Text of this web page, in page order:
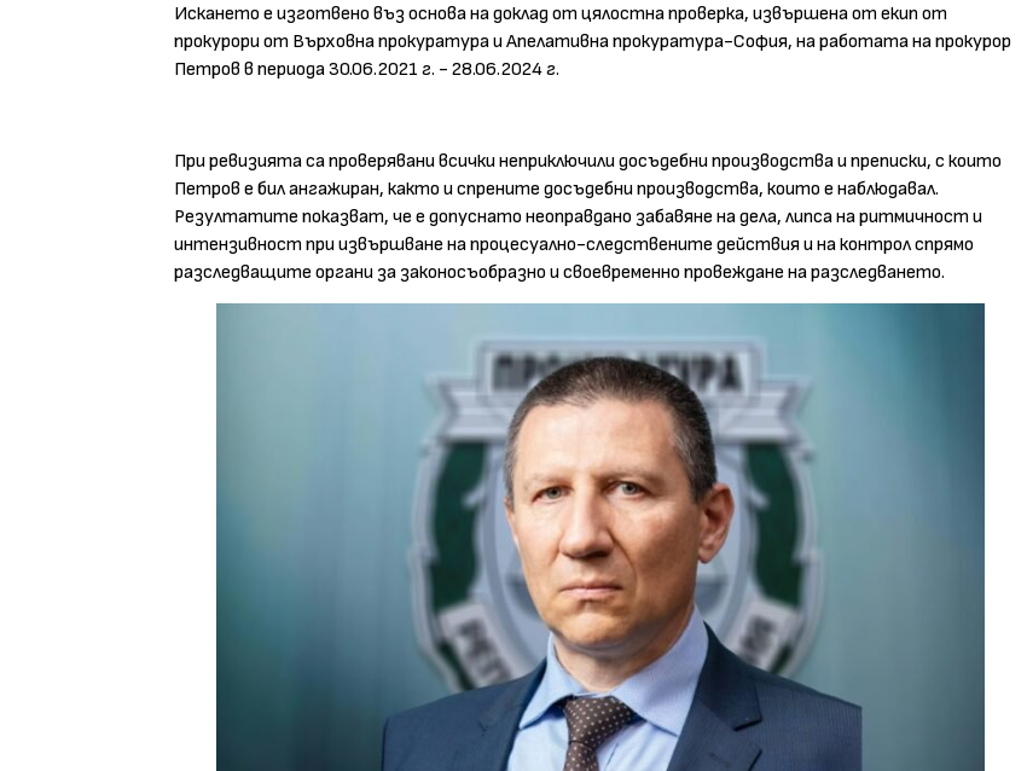
Искането е изготвено въз основа на доклад от цялостна проверка, извършена от екип от
прокурори от Върховна прокуратура и Апелативна прокуратура-София, на работата на прокурор
Петров в периода 30.06.2021 г. - 28.06.2024 г.
При ревизията са проверявани всички неприключили досъдебни производства и преписки, с които
Петров е бил ангажиран, както и спрените досъдебни производства, които е наблюдавал.
Резултатите показват, че е допуснато неоправдано забавяне на дела, липса на ритмичност и
интензивност при извършване на процесуално-следствените действия и на контрол спрямо
разследващите органи за законосъобразно и своевременно провеждане на разследването.